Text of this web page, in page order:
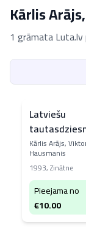
Kārlis
1 grāmata
Latviešu
Kārlis Arājs,
Hausmanis
1993,Zinātne
Pieejama no
€10.00